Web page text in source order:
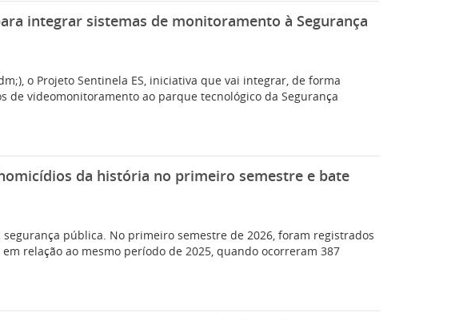
integrar sistemas de monitoramento à Segurança
o Projeto Sentinela ES, iniciativa que vai integrar, de forma
de videomonitoramento ao parque tecnológico da Segurança
da história no primeiro semestre e bate
pública. No primeiro semestre de 2026, foram registrados
relação ao mesmo período de 2025, quando ocorreram 387